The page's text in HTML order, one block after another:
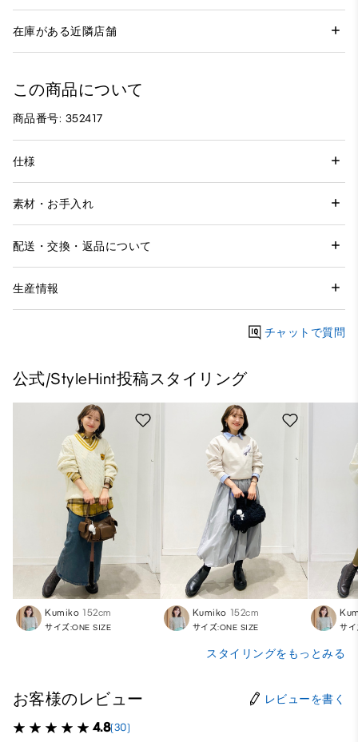
在庫がある近隣店舗
この商品について
商品番号: 352417
仕様
素材・お手入れ
配送・交換・返品について
生産情報
チャットで質問
公式/StyleHint投稿スタイリング
Kumiko 152cm
サイズ:ONE SIZE
Kumiko 152cm
サイズ:ONE SIZE サ
スタイリングをもっとみる
お客様のレビュー レビューを書く
4.8(30)